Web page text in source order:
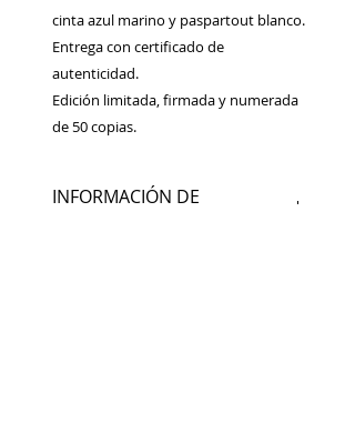
cinta azul marino y paspartout blanco.
Entrega con certificado de
autenticidad.
Edición limitada, firmada y numerada
de 50 copias.
INFORMACIÓN DE